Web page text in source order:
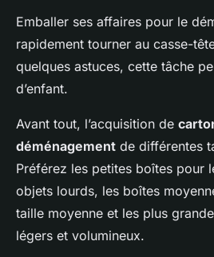
Emballer ses affaires pour le
rapidement tourner au casse-
quelques astuces, cette tâche
d’enfant.
Avant tout, l’acquisition de
déménagement de différentes
Préférez les petites boîtes pour
objets lourds, les boîtes
taille moyenne et les plus
légers et volumineux.